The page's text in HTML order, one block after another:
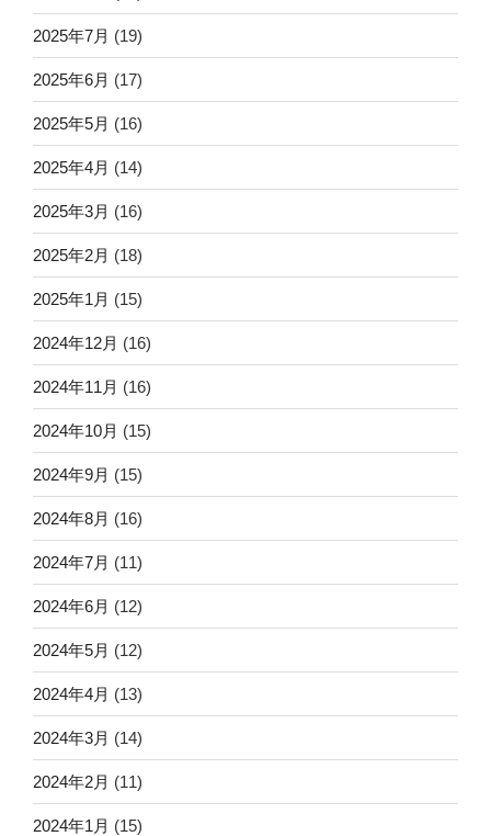
2025年7月 (19)
2025年6月 (17)
2025年5月 (16)
2025年4月 (14)
2025年3月 (16)
2025年2月 (18)
2025年1月 (15)
2024年12月 (16)
2024年11月 (16)
2024年10月 (15)
2024年9月 (15)
2024年8月 (16)
2024年7月 (11)
2024年6月 (12)
2024年5月 (12)
2024年4月 (13)
2024年3月 (14)
2024年2月 (11)
2024年1月 (15)